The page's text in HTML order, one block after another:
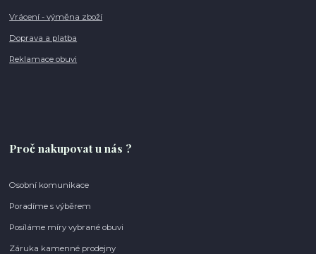
Vrácení - výměna zboží
Doprava a platba
Reklamace obuvi
Proč nakupovat u nás ?
Osobní komunikace
Poradíme s výběrem
Posíláme míry vybrané obuvi
Záruka kamenné prodejny